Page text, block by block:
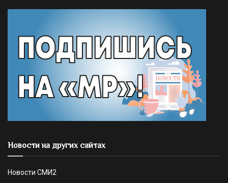
Новости на других сайтах
Новости СМИ2